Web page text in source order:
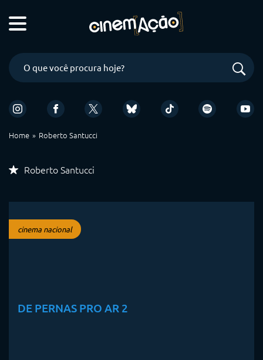
Home Roberto Santucci
Roberto Santucci
cinema nacional
DE PERNAS PRO AR 2